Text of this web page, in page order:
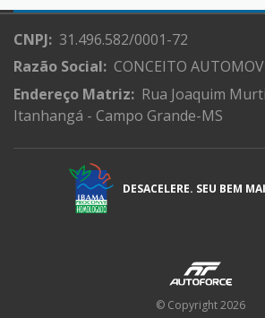
CNPJ: 31.496.582/0001-72
Razão Social: CONCEITO
Endereço Matriz: Rua Joaquim
Itanhangá - Campo Grande-MS
DESACELERE. SEU BEM
© Copyright 2026